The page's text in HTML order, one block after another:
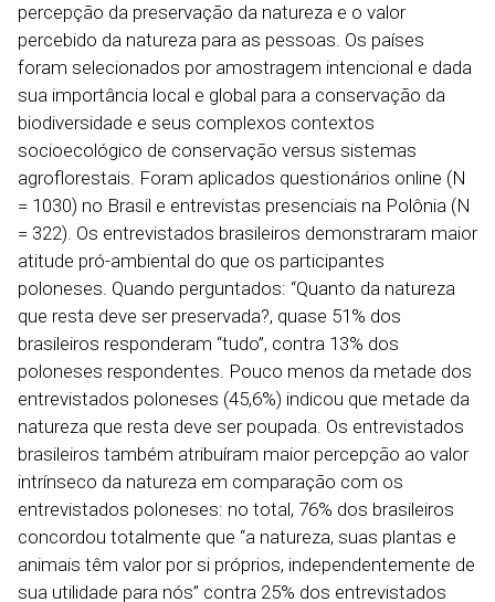
percepção da preservação da natureza e o valor
percebido da natureza para as pessoas. Os países
foram selecionados por amostragem intencional e dada
sua importância local e global para a conservação da
biodiversidade e seus complexos contextos
socioecológico de conservação versus sistemas
agroflorestais. Foram aplicados questionários online (N
= 1030) no Brasil e entrevistas presenciais na Polônia (N
= 322). Os entrevistados brasileiros demonstraram maior
atitude pró-ambiental do que os participantes
poloneses. Quando perguntados: “Quanto da natureza
que resta deve ser preservada?, quase 51% dos
brasileiros responderam “tudo”, contra 13% dos
poloneses respondentes. Pouco menos da metade dos
entrevistados poloneses (45,6%) indicou que metade da
natureza que resta deve ser poupada. Os entrevistados
brasileiros também atribuíram maior percepção ao valor
intrínseco da natureza em comparação com os
entrevistados poloneses: no total, 76% dos brasileiros
concordou totalmente que “a natureza, suas plantas e
animais têm valor por si próprios, independentemente de
sua utilidade para nós” contra 25% dos entrevistados